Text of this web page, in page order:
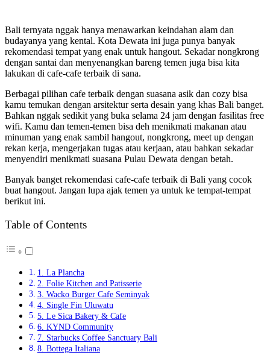
Bali ternyata nggak hanya menawarkan keindahan alam dan
budayanya yang kental. Kota Dewata ini juga punya banyak
rekomendasi tempat yang enak untuk hangout. Sekadar nongkrong
dengan santai dan menyenangkan bareng temen juga bisa kita
lakukan di cafe-cafe terbaik di sana.
Berbagai pilihan cafe terbaik dengan suasana asik dan cozy bisa
kamu temukan dengan arsitektur serta desain yang khas Bali banget.
Bahkan nggak sedikit yang buka selama 24 jam dengan fasilitas free
wifi. Kamu dan temen-temen bisa deh menikmati makanan atau
minuman yang enak sambil hangout, nongkrong, meet up dengan
rekan kerja, mengerjakan tugas atau kerjaan, atau bahkan sekadar
menyendiri menikmati suasana Pulau Dewata dengan betah.
Banyak banget rekomendasi cafe-cafe terbaik di Bali yang cocok
buat hangout. Jangan lupa ajak temen ya untuk ke tempat-tempat
berikut ini.
Table of Contents
1. La Plancha
2. Folie Kitchen and Patisserie
3. Wacko Burger Cafe Seminyak
4. Single Fin Uluwatu
5. Le Sica Bakery & Cafe
6. KYND Community
7. Starbucks Coffee Sanctuary Bali
8. Bottega Italiana